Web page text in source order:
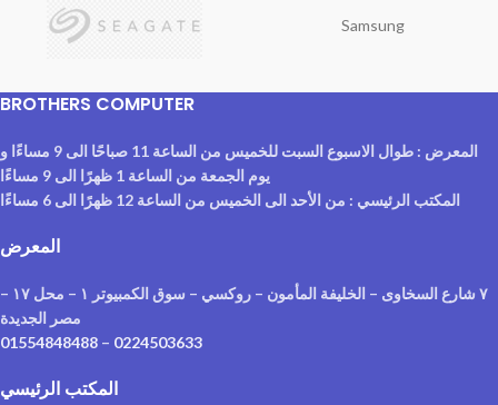
Samsung
BROTHERS COMPUTER
المعرض : طوال الاسبوع السبت للخميس من الساعة 11 صباحًا الى 9 مساءًا و
يوم الجمعة من الساعة 1 ظهرًا الى 9 مساءًا
المكتب الرئيسي : من الأحد الى الخميس من الساعة 12 ظهرًا الى 6 مساءًا
المعرض
٧ شارع السخاوى – الخليفة المأمون – روكسي – سوق الكمبيوتر ١ – محل ١٧ –
مصر الجديدة
01554848488 – 0224503633
المكتب الرئيسي